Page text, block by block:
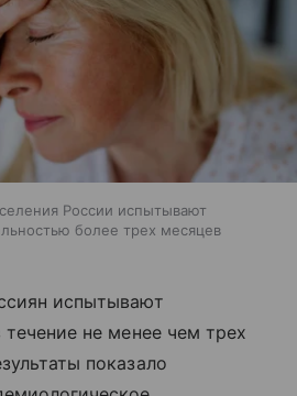
России испытывают
более трех месяцев
испытывают
не менее чем трех
показало